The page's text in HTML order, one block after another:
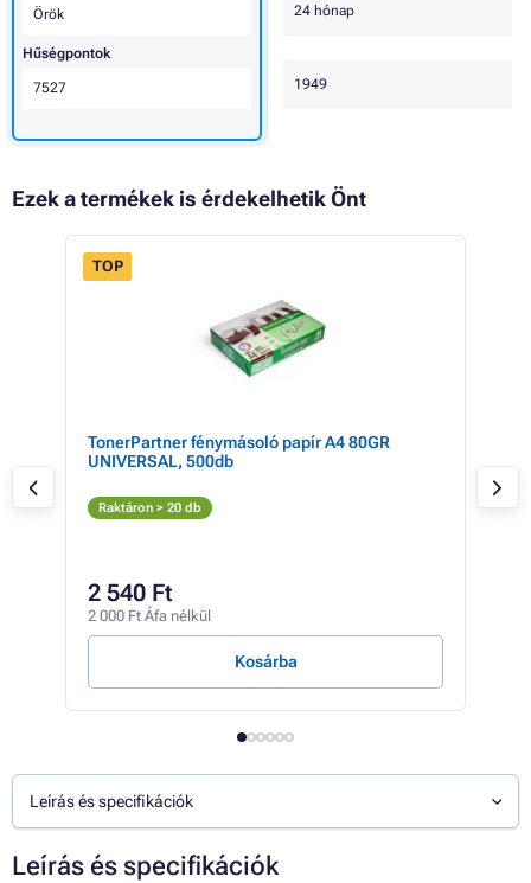
24 hónap
1949
Örök
Hűségpontok
7527
Ezek a termékek is érdekelhetik Önt
TOP
TonerPartner fénymásoló papír A4 80GR
UNIVERSAL, 500db
Raktáron > 20 db
2 540 Ft
2 000 Ft Áfa nélkül
Kosárba
Leírás és specifikációk
Leírás és specifikációk